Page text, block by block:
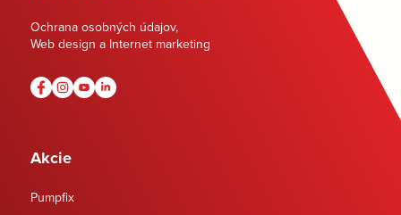
Ochrana osobných údajov,
Web design a Internet marketing
Akcie
Pumpfix